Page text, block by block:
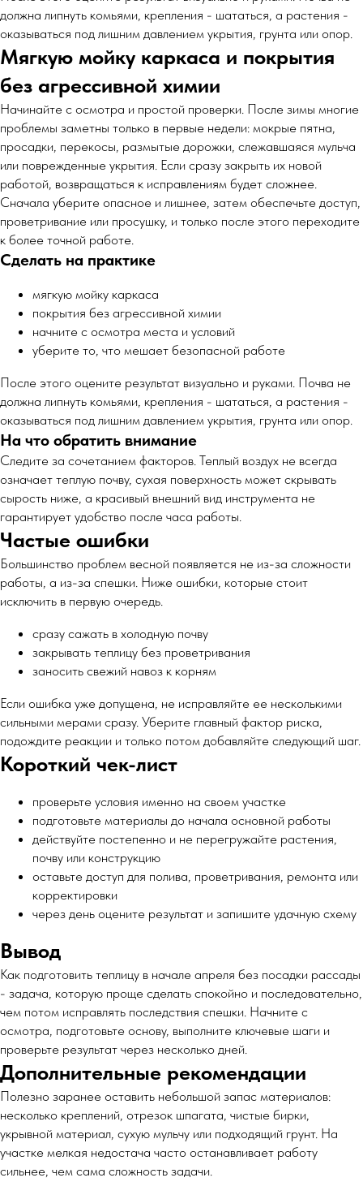
должна липнуть комьями, крепления - шататься, а растения -
оказываться под лишним давлением укрытия, грунта или опор.
Мягкую мойку каркаса и покрытия
без агрессивной химии
Начинайте с осмотра и простой проверки. После зимы многие
проблемы заметны только в первые недели: мокрые пятна,
просадки, перекосы, размытые дорожки, слежавшаяся мульча
или поврежденные укрытия. Если сразу закрыть их новой
работой, возвращаться к исправлениям будет сложнее.
Сначала уберите опасное и лишнее, затем обеспечьте доступ,
проветривание или просушку, и только после этого переходите
к более точной работе.
Сделать на практике
мягкую мойку каркаса
покрытия без агрессивной химии
начните с осмотра места и условий
уберите то, что мешает безопасной работе
После этого оцените результат визуально и руками. Почва не
должна липнуть комьями, крепления - шататься, а растения -
оказываться под лишним давлением укрытия, грунта или опор.
На что обратить внимание
Следите за сочетанием факторов. Теплый воздух не всегда
означает теплую почву, сухая поверхность может скрывать
сырость ниже, а красивый внешний вид инструмента не
гарантирует удобство после часа работы.
Частые ошибки
Большинство проблем весной появляется не из-за сложности
работы, а из-за спешки. Ниже ошибки, которые стоит
исключить в первую очередь.
сразу сажать в холодную почву
закрывать теплицу без проветривания
заносить свежий навоз к корням
Если ошибка уже допущена, не исправляйте ее несколькими
сильными мерами сразу. Уберите главный фактор риска,
подождите реакции и только потом добавляйте следующий шаг.
Короткий чек-лист
проверьте условия именно на своем участке
подготовьте материалы до начала основной работы
действуйте постепенно и не перегружайте растения,
почву или конструкцию
оставьте доступ для полива, проветривания, ремонта или
корректировки
через день оцените результат и запишите удачную схему
Вывод
Как подготовить теплицу в начале апреля без посадки рассады
- задача, которую проще сделать спокойно и последовательно,
чем потом исправлять последствия спешки. Начните с
осмотра, подготовьте основу, выполните ключевые шаги и
проверьте результат через несколько дней.
Дополнительные рекомендации
Полезно заранее оставить небольшой запас материалов:
несколько креплений, отрезок шпагата, чистые бирки,
укрывной материал, сухую мульчу или подходящий грунт. На
участке мелкая недостача часто останавливает работу
сильнее, чем сама сложность задачи.